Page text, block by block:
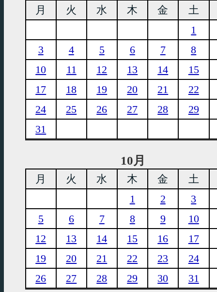
月 火 水 木 金
土
1
3
4 5 6 7
8
10
11 12 13 14
15
17
18 19 20 21
22
24
25 26 27 28
29
31
10月
月 火 水 木 金
土
1
2
3
5
6 7 8 9
10
12
13 14 15 16
17
19
20 21 22 23
24
26
27 28 29 30 31